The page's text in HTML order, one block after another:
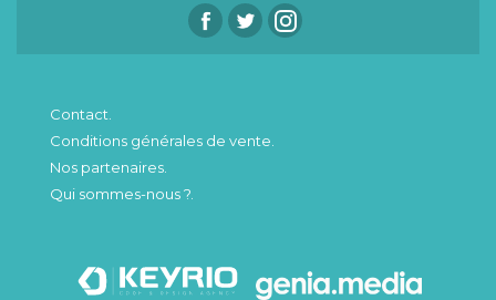
Contact.
Conditions générales de vente.
Nos partenaires.
Qui sommes-nous ?.